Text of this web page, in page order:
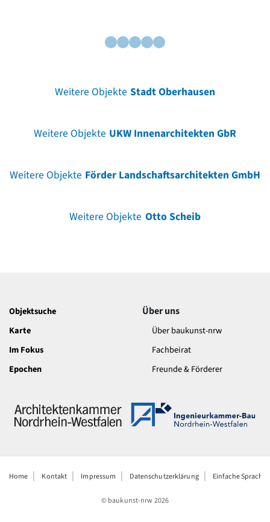
Weitere Objekte Stadt Oberhausen
Weitere Objekte UKW Innenarchitekten GbR
Weitere Objekte Förder Landschaftsarchitekten GmbH
Weitere Objekte Otto Scheib
Objektsuche
Karte
Im Fokus
Epochen
Über uns
Über baukunst-nrw
Fachbeirat
Freunde & Förderer
Home Kontakt Impressum Datenschutzerklärung Einfache Sprache
© baukunst-nrw2026